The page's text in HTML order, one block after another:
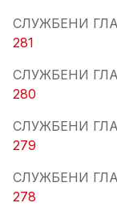
СЛУЖБЕНИ
281
СЛУЖБЕНИ
280
СЛУЖБЕНИ
279
СЛУЖБЕНИ
278